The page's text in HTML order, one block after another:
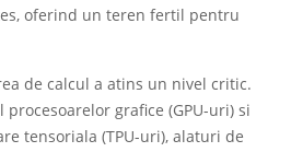
oferind un teren fertil pentru
de calcul a atins un nivel critic.
grafice (GPU-uri) si
tensoriala (TPU-uri), alaturi de